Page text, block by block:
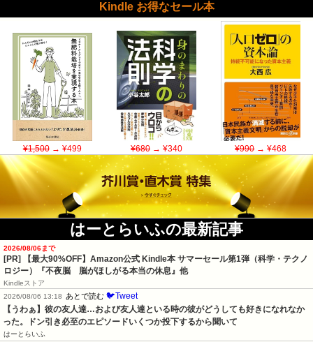
Kindle お得なセール本
¥1,500→ ¥499 ¥680→ ¥340 ¥990→ ¥468
はーとらいふの最新記事
2026/08/06まで
[PR]
【最大90%OFF】Amazon公式 Kindle本 サマーセール第1弾（科学・テクノ
ロジー）『不夜脳 脳がほしがる本当の休息』他
Kindleストア
2026/08/06 13:18
あとで読む 🐦Tweet
【うわぁ】彼の友人達…および友人達といる時の彼がどうしても好きになれなか
った。ドン引き必至のエピソードいくつか投下するから聞いて
はーとらいふ